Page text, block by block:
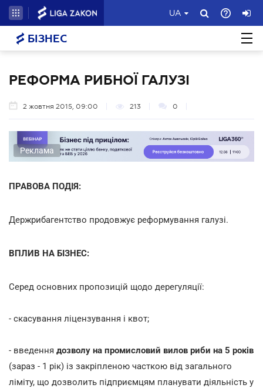
UA
БІЗНЕС
РЕФОРМА РИБНОЇ ГАЛУЗІ
2 жовтня 2015, 09:00 213 0
Реклама
ПРАВОВА ПОДІЯ:
Держрибагентство продовжує реформування галузі.
ВПЛИВ НА БІЗНЕС:
Серед основних пропозицій щодо дерегуляції:
- скасування ліцензування і квот;
- введення дозволу на промисловий вилов риби на 5 років
(зараз - 1 рік) із закріпленою часткою від загального
ліміту, що дозволить підприємцям планувати діяльність у